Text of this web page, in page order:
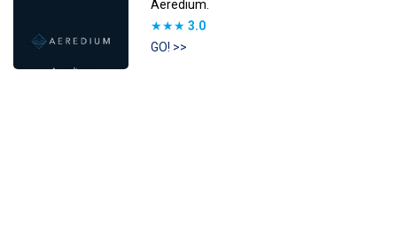
Aeredium.
★★★ 3.0
GO! >>